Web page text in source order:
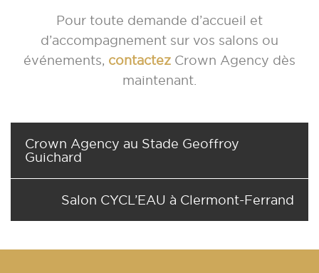
Pour toute demande d’accueil et
d’accompagnement sur vos salons ou
événements, contactez Crown Agency dès
maintenant.
Crown Agency au Stade Geoffroy
Guichard
Salon CYCL’EAU à Clermont-Ferrand